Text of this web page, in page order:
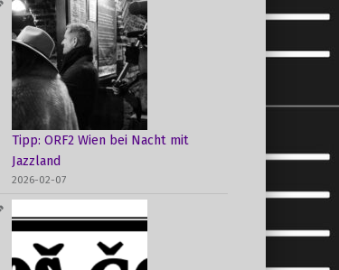
Tipp: ORF2 Wien bei Nacht mit
Jazzland
2026-02-07